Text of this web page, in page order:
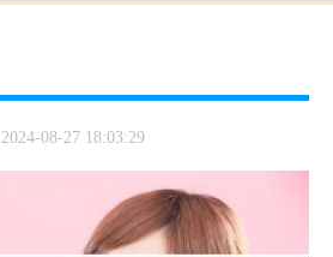
2024-08-27 18:03:29